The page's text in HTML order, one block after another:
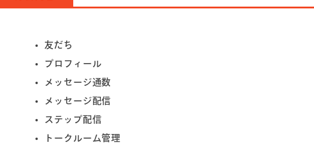
友だち
プロフィール
メッセージ通数
メッセージ配信
ステップ配信
トークルーム管理